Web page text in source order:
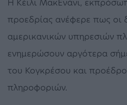
προεδρίας ανέφερε πως οι
αμερικανικών υπηρεσιών
ενημερώσουν αργότερα
του Κογκρέσου και
πληροφοριών.